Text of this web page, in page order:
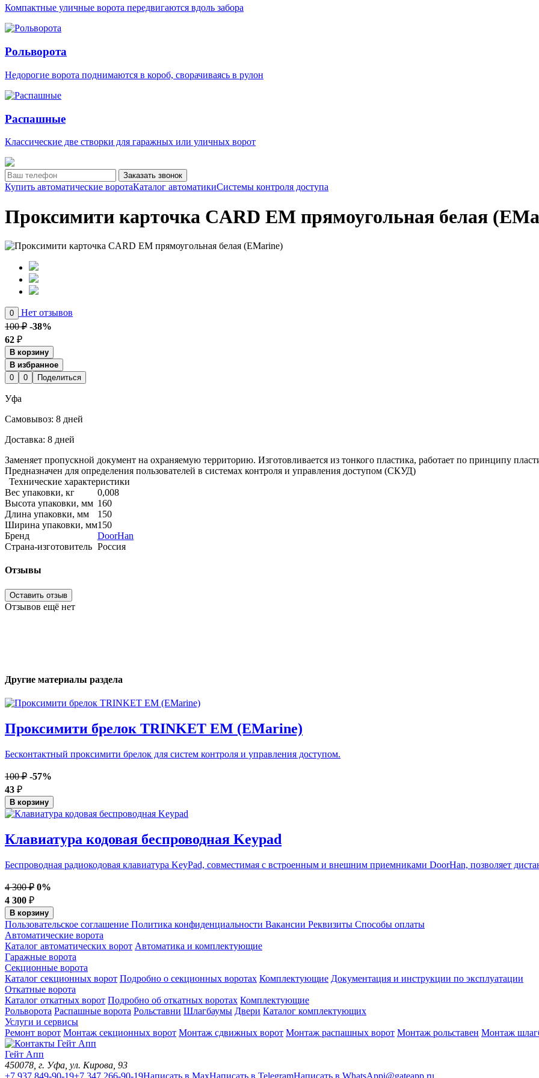
Компактные уличные ворота передвигаются вдоль забора
Рольворота
Недорогие ворота поднимаются в короб, сворачиваясь в рулон
Распашные
Классические две створки для гаражных или уличных ворот
Заказать звонок
Купить автоматические воротаКаталог автоматикиСистемы контроля доступа
Проксимити карточка CARD EM прямоугольная белая
0
Нет отзывов
100 ₽ -38%
62 ₽
В корзину
В избранное
0
0 Поделиться
Уфа
Cамовывоз: 8 дней
Доставка: 8 дней
Заменяет пропускной документ на охраняемую территорию. Изготовливается из тонкого пластика, работает по принципу
Предназначен для определения пользователей в системах контроля и управления доступом (СКУД)
Технические характеристики
Вес упаковки, кг
0,008
Высота упаковки, мм 160
Длина упаковки, мм
150
Ширина упаковки, мм150
Бренд
DoorHan
Страна-изготовитель Россия
Отзывы
Оставить отзыв
Отзывов ещё нет
Другие материалы раздела
Проксимити брелок TRINKET EM (EMarine)
Бесконтактный проксимити брелок для систем контроля и управления доступом.
100 ₽ -57%
43 ₽
В корзину
Клавиатура кодовая беспроводная Keypad
Беспроводная радиокодовая клавиатура KeyPad, совместимая с встроенным и внешним приемниками DoorHan, позволяет
4 300 ₽ 0%
4 300 ₽
В корзину
Пользовательское соглашение Политика конфиденциальности Вакансии Реквизиты Способы оплаты
Автоматические ворота
Каталог автоматических ворот Автоматика и комплектующие
Гаражные ворота
Секционные ворота
Каталог секционных ворот Подробно о секционных воротах Комплектующие Документация и инструкции по эксплуатации
Откатные ворота
Каталог откатных ворот Подробно об откатных воротах Комплектующие
Рольворота Распашные ворота Рольставни Шлагбаумы Двери Каталог комплектующих
Услуги и сервисы
Ремонт ворот Монтаж секционных ворот Монтаж сдвижных ворот Монтаж распашных ворот Монтаж рольставен Монтаж
Гейт Апп
450078 , г. Уфа ул. Кирова, 93
+7 937 849-90-19+7 347 266-90-19Написать в MaxНаписать в TelegramНаписать в WhatsAppi@gateapp.ru